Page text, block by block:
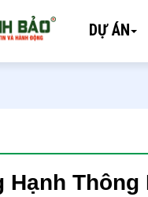
DỰ ÁN
Thông